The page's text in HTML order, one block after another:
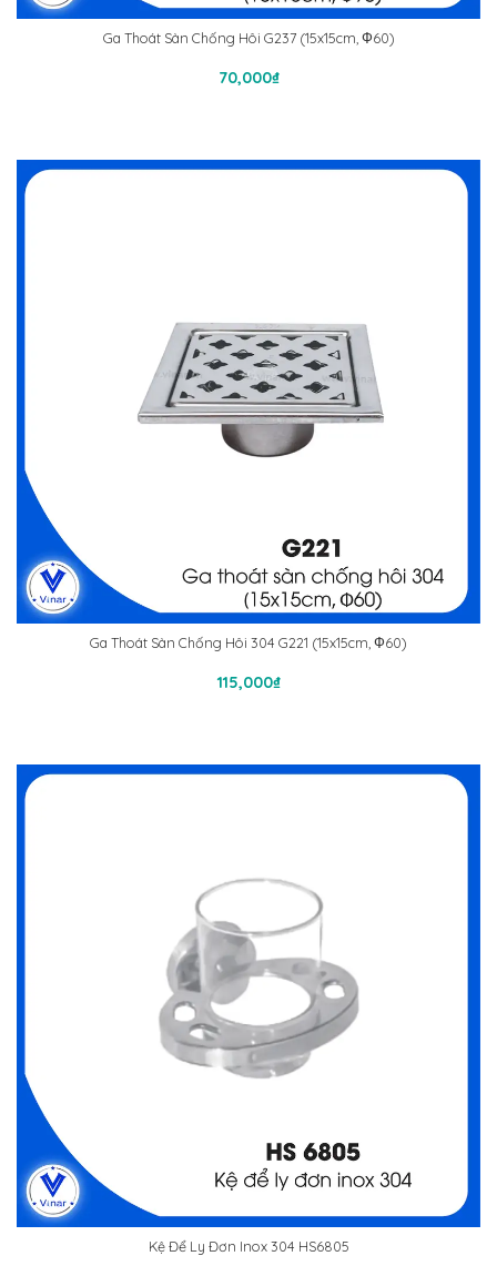
Ga Thoát Sàn Chống Hôi G237 (15x15cm, Ф60)
70,000₫
Thêm Vào Giỏ Hàng
Ga Thoát Sàn Chống Hôi 304 G221 (15x15cm, Ф60)
115,000₫
Thêm Vào Giỏ Hàng
Kệ Để Ly Đơn Inox 304 HS6805